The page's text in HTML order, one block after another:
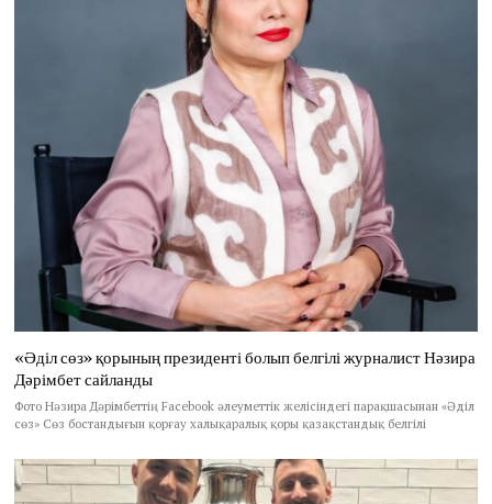
«Әділ сөз» қорының президенті болып белгілі журналист Нәзира
Дәрімбет сайланды
Фото Нәзира Дәрімбеттің Facebook әлеуметтік желісіндегі парақшасынан «Әділ
сөз» Сөз бостандығын қорғау халықаралық қоры қазақстандық белгілі